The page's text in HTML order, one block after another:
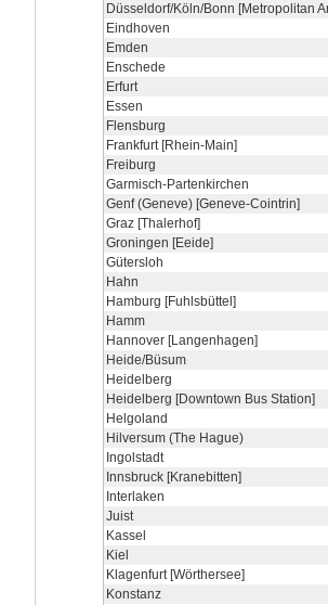
Düsseldorf/Köln/Bonn [Metropolitan
Eindhoven
Emden
Enschede
Erfurt
Essen
Flensburg
Frankfurt [Rhein-Main]
Freiburg
Garmisch-Partenkirchen
Genf (Geneve) [Geneve-Cointrin]
Graz [Thalerhof]
Groningen [Eeide]
Gütersloh
Hahn
Hamburg [Fuhlsbüttel]
Hamm
Hannover [Langenhagen]
Heide/Büsum
Heidelberg
Heidelberg [Downtown Bus Station]
Helgoland
Hilversum (The Hague)
Ingolstadt
Innsbruck [Kranebitten]
Interlaken
Juist
Kassel
Kiel
Klagenfurt [Wörthersee]
Konstanz